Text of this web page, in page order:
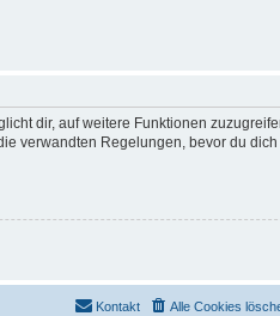
dir, auf weitere Funktionen
verwandten Regelungen, bevor du
Alle Cookies
Kontakt